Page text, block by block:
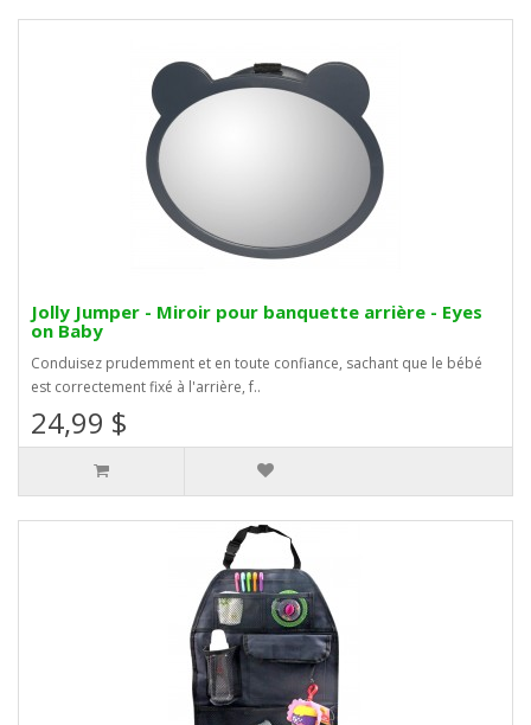
Jolly Jumper - Miroir pour banquette arrière - Eyes
on Baby
Conduisez prudemment et en toute confiance, sachant que le bébé
est correctement fixé à l'arrière, f..
24,99 $